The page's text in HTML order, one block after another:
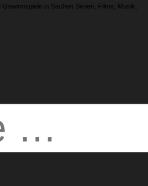
in Sachen Serien, Filme, Musik,